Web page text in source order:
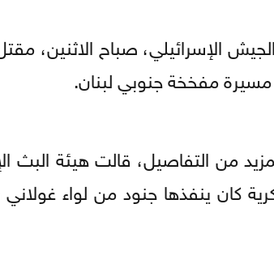
مفخخة جنوبي لبنان.
من التفاصيل، قالت هيئة البث
كان ينفذها جنود من لواء